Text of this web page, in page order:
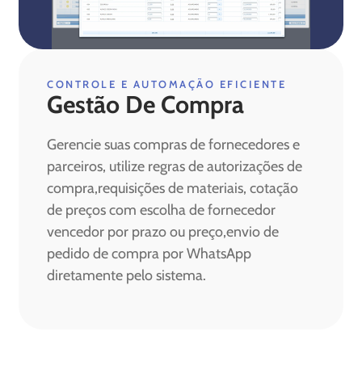
CONTROLE E AUTOMAÇÃO EFICIENTE
Gestão De Compra
Gerencie suas compras de fornecedores e
parceiros, utilize regras de autorizações de
compra,requisições de materiais, cotação
de preços com escolha de fornecedor
vencedor por prazo ou preço,envio de
pedido de compra por WhatsApp
diretamente pelo sistema.